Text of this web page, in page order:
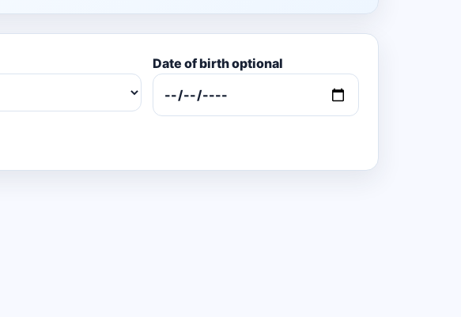
Date of birth optional